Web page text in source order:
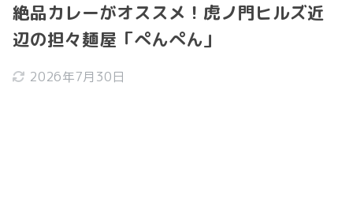
絶品カレーがオススメ！虎ノ門ヒルズ近
辺の担々麺屋「ぺんぺん」
2026年7月30日